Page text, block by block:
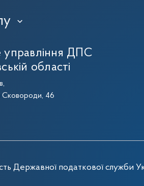
›
управління ДПС
області
Сковороди, 46
Державної податкової служби